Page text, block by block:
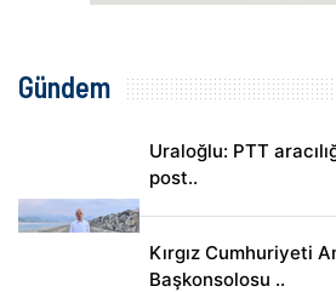
Gündem
Uraloğlu: PTT
post..
Kırgız Cumhuriyeti
Başkonsolosu ..